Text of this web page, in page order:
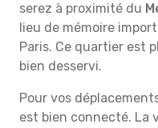
serez à proximité du
lieu de mémoire
Paris. Ce quartier est
bien desservi.
Pour vos
est bien connecté. La